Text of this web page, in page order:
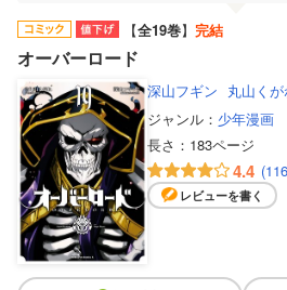
【全19巻】 完結
オーバーロード
深山フギン 丸山く
ジャンル： 少年漫画
長さ： 183ページ
4.4
レビューを書く